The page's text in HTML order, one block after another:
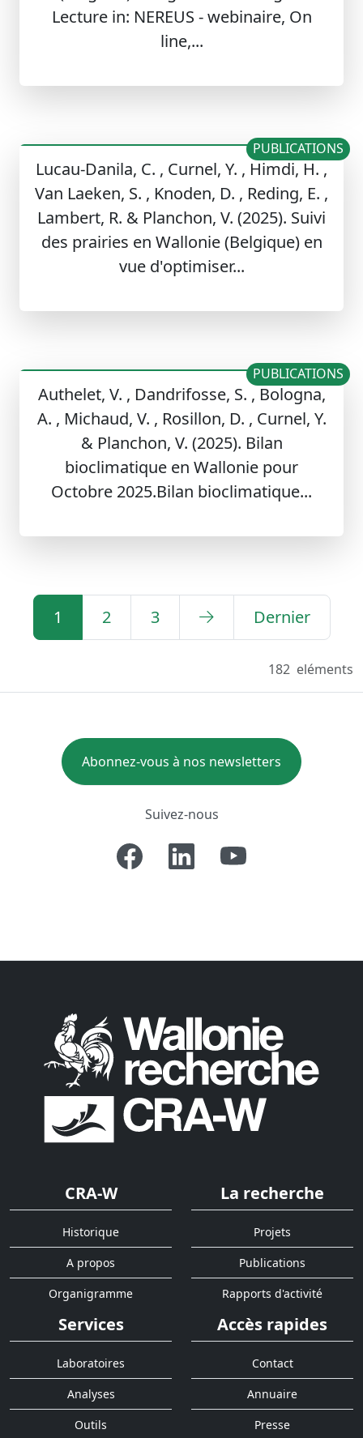
Lecture in: NEREUS - webinaire, On
line,...
Lucau-Danila, C. , Curnel, Y. , Himdi, H. ,
Van Laeken, S. , Knoden, D. , Reding, E. ,
Lambert, R. & Planchon, V. (2025). Suivi
des prairies en Wallonie (Belgique) en
vue d'optimiser...
PUBLICATIONS
Authelet, V. , Dandrifosse, S. , Bologna,
A. , Michaud, V. , Rosillon, D. , Curnel, Y.
& Planchon, V. (2025). Bilan
bioclimatique en Wallonie pour
Octobre 2025.Bilan bioclimatique...
PUBLICATIONS
1 2 3 Dernier
182 eléments
Abonnez-vous à nos newsletters
Suivez-nous
CRA-W
Historique
A propos
Organigramme
La recherche
Projets
Publications
Rapports d'activité
Services
Laboratoires
Analyses
Outils
Accès rapides
Contact
Annuaire
Presse